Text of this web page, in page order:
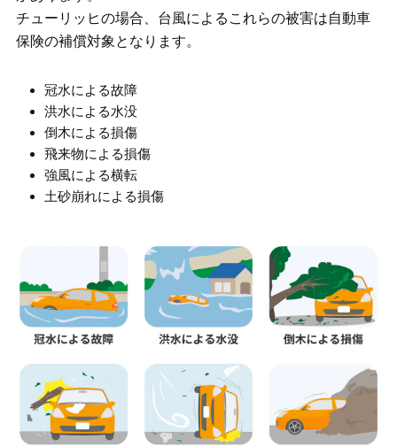
チューリッヒの場合、台風によるこれらの被害は自動車
保険の補償対象となります。
冠水による故障
洪水による水没
倒木による損傷
飛来物による損傷
強風による横転
土砂崩れによる損傷